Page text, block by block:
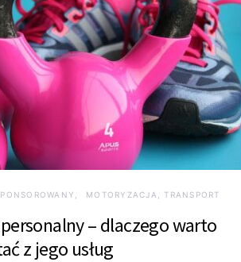
MOTORYZACJA, TRANSPORT
– dlaczego warto
z jego usług